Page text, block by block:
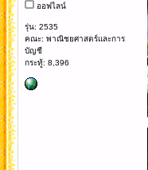
ออฟไลน์
รุ่น: 2535
คณะ: พาณิชยศาสตร์และการ
บัญชี
กระทู้: 8,396